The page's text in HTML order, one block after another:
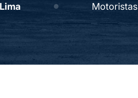
Motoristas